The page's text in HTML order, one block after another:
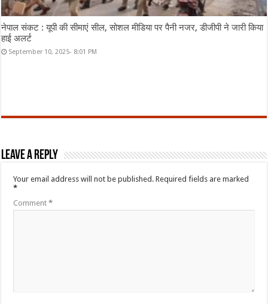
नेपाल संकट : यूपी की सीमाएं सील, सोशल मीडिया पर पैनी नजर, डीजीपी ने जारी किया
हाई अलर्ट
September 10, 2025- 8:01 PM
Leave a Reply
Your email address will not be published. Required fields are marked
*
Comment*